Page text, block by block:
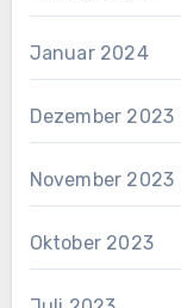
Januar 2024
Dezember 2023
November 2023
Oktober 2023